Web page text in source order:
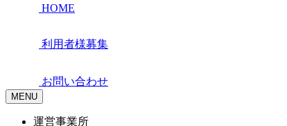
HOME
利用者様募集
お問い合わせ
MENU
運営事業所